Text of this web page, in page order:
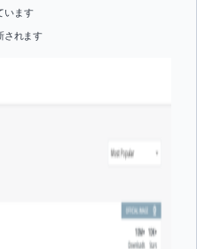
います
されます